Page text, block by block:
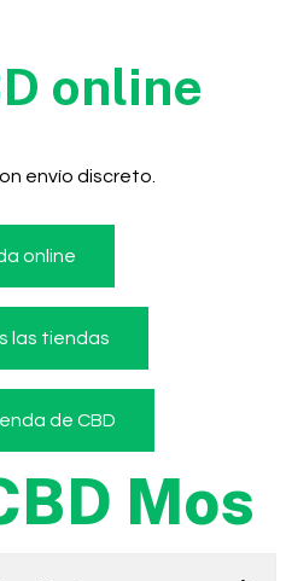
online
envío discreto.
online
las tiendas
de CBD
Mos